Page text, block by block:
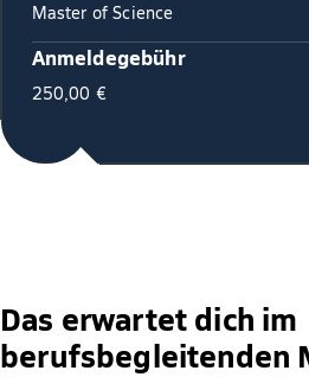
Master of Science
Anmeldegebühr
250,00 €
Das erwartet dich im
berufsbegleitenden